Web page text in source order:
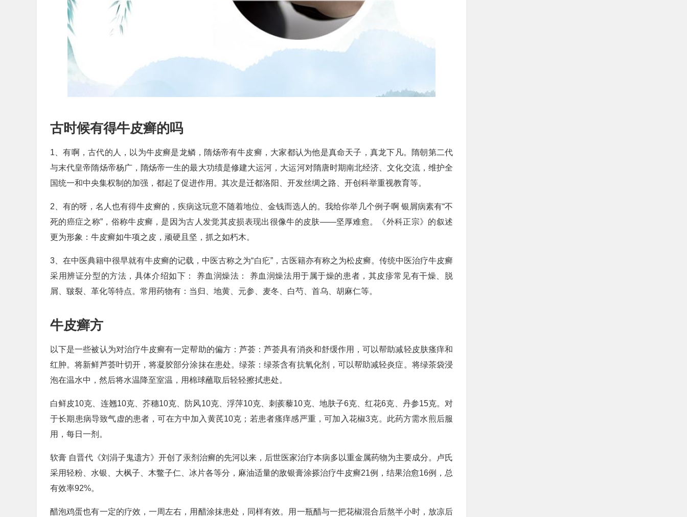
古时候有得牛皮癣的吗
1、有啊，古代的人，以为牛皮癣是龙鳞，隋炀帝有牛皮癣，大家都认为他是真命天子，真龙下凡。隋朝第二代
与末代皇帝隋炀帝杨广，隋炀帝一生的最大功绩是修建大运河，大运河对隋唐时期南北经济、文化交流，维护全
国统一和中央集权制的加强，都起了促进作用。其次是迁都洛阳、开发丝绸之路、开创科举重视教育等。
2、有的呀，名人也有得牛皮癣的，疾病这玩意不随着地位、金钱而选人的。我给你举几个例子啊 银屑病素有“不
死的癌症之称”，俗称牛皮癣，是因为古人发觉其皮损表现出很像牛的皮肤——坚厚难愈。《外科正宗》的叙述
更为形象：牛皮癣如牛项之皮，顽硬且坚，抓之如朽木。
3、在中医典籍中很早就有牛皮癣的记载，中医古称之为“白疕”，古医籍亦有称之为松皮癣。传统中医治疗牛皮癣
采用辨证分型的方法，具体介绍如下： 养血润燥法： 养血润燥法用于属于燥的患者，其皮疹常见有干燥、脱
屑、皲裂、革化等特点。常用药物有：当归、地黄、元参、麦冬、白芍、首乌、胡麻仁等。
牛皮癣方
以下是一些被认为对治疗牛皮癣有一定帮助的偏方：芦荟：芦荟具有消炎和舒缓作用，可以帮助减轻皮肤瘙痒和
红肿。将新鲜芦荟叶切开，将凝胶部分涂抹在患处。绿茶：绿茶含有抗氧化剂，可以帮助减轻炎症。将绿茶袋浸
泡在温水中，然后将水温降至室温，用棉球蘸取后轻轻擦拭患处。
白鲜皮10克、连翘10克、芥穗10克、防风10克、浮萍10克、刺蒺藜10克、地肤子6克、红花6克、丹参15克。对
于长期患病导致气虚的患者，可在方中加入黄芪10克；若患者瘙痒感严重，可加入花椒3克。此药方需水煎后服
用，每日一剂。
软膏 自晋代《刘涓子鬼遗方》开创了汞剂治癣的先河以来，后世医家治疗本病多以重金属药物为主要成分。卢氏
采用轻粉、水银、大枫子、木鳖子仁、冰片各等分，麻油适量的敌银膏涂搽治疗牛皮癣21例，结果治愈16例，总
有效率92%。
醋泡鸡蛋也有一定的疗效，一周左右，用醋涂抹患处，同样有效。用一瓶醋与一把花椒混合后熬半小时，放凉后